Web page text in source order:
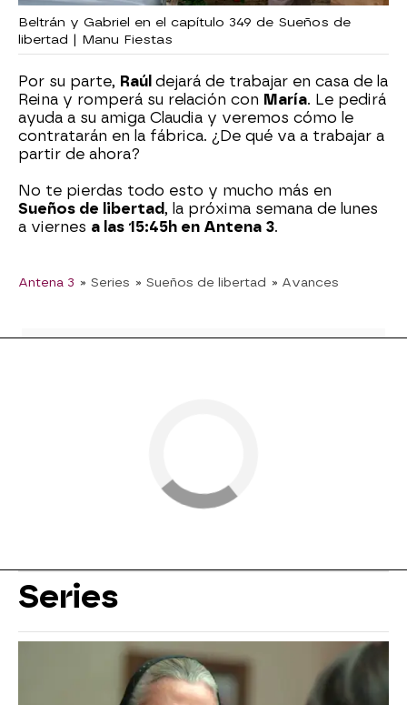
Beltrán y Gabriel en el capítulo 349 de Sueños de
libertad | Manu Fiestas
Por su parte, Raúl dejará de trabajar en casa de la
Reina y romperá su relación con María. Le pedirá
ayuda a su amiga Claudia y veremos cómo le
contratarán en la fábrica. ¿De qué va a trabajar a
partir de ahora?
No te pierdas todo esto y mucho más en
Sueños de libertad, la próxima semana de lunes
a viernes a las 15:45h en Antena 3.
Antena 3 » Series » Sueños de libertad » Avances
Series